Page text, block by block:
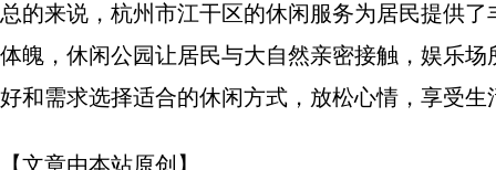
总的来说，杭州市江干区的休闲服务为居民提供
体魄，休闲公园让居民与大自然亲密接触，娱乐
好和需求选择适合的休闲方式，放松心情，享受生
【文章由本站原创】